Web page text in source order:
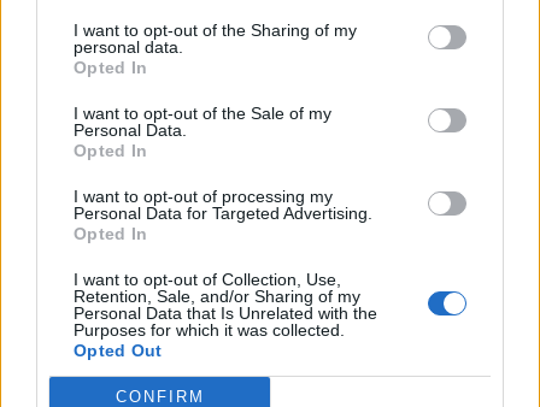
I want to opt-out of the Sharing of my
personal data.
Opted In
I want to opt-out of the Sale of my
Personal Data.
Opted In
I want to opt-out of processing my
Personal Data for Targeted Advertising.
Opted In
I want to opt-out of Collection, Use,
Retention, Sale, and/or Sharing of my
Personal Data that Is Unrelated with the
Purposes for which it was collected.
Opted Out
CONFIRM
Kramar
Och ha en jättefin torsdag
0 Svara
12 år sedan
Svara